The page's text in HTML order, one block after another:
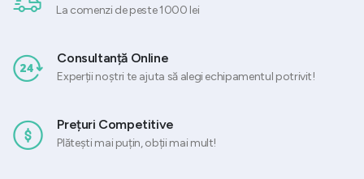
La comenzi de peste 1000 lei
Consultanță Online
Experții noștri te ajuta să alegi echipamentul potrivit!
Prețuri Competitive
Plătești mai puțin, obții mai mult!